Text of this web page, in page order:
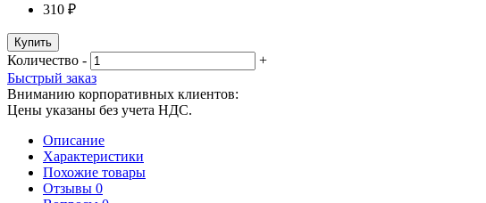
310 ₽
Купить
Количество -
+
Быстрый заказ
Вниманию корпоративных клиентов:
Цены указаны без учета НДС.
Описание
Характеристики
Похожие товары
Отзывы 0